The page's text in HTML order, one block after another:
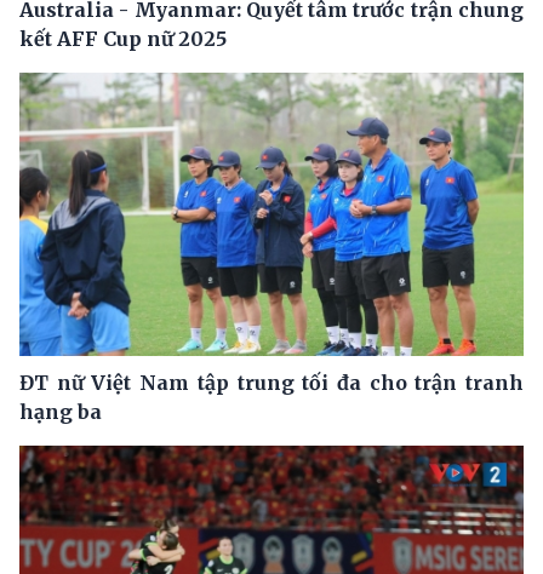
Australia - Myanmar: Quyết tâm trước trận chung
kết AFF Cup nữ 2025
ĐT nữ Việt Nam tập trung tối đa cho trận tranh
hạng ba